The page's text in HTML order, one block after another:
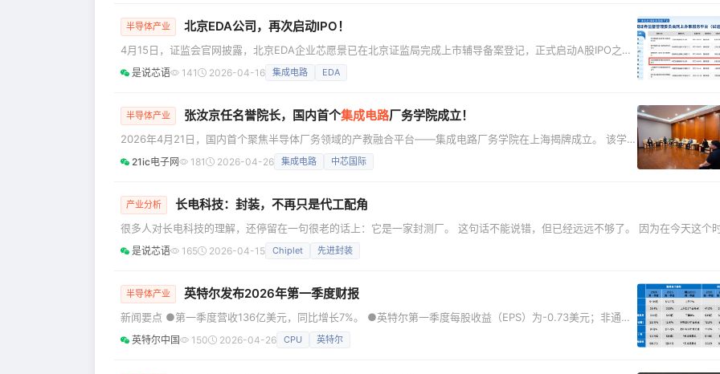
半导体产业 北京EDA公司，再次启动IPO！
4月15日，证监会官网披露，北京EDA企业芯愿景已在北京证监局完成上市辅导备案登记，正式启动A股IPO之
路，本次辅导机构为平安证券。 芯愿景成立于2002年3月27日，注册资本6261万元，法定代表人为丁柯。公司
是说芯语 141 2026-04-16 集成电路 EDA
半导体产业 张汝京任名誉院长，国内首个集成电路厂务学院成立！
2026年4月21日，国内首个聚焦半导体厂务领域的产教融合平台——集成电路厂务学院在上海揭牌成立。 该学
院由中芯国际创始人张汝京博士牵头发起、联合上海海洋大学共建，临港新片区管委会提供政策保障，旨在破解
指
21ic电子网 181 2026-04-26 集成电路 中芯国际
产业分析 长电科技：封装，不再只是代工配角
很多人对长电科技的理解，还停留在一句很老的话上：它是一家封测厂。 这句话不能说错，但已经远远不够了。 因为在今天这个
点，再把长电科技只看成一家“把芯片封起来、测一下”的传统 OSAT 企业，几乎等于用功能机时代的眼光去看智能手机产业链。
科技真正值得重看的地方，不是它还在做封测，而是封测这件事本身，已经变了。 它不再只是半导体制造链条的末端工序，不再
是说芯语 165 2026-04-15 Chiplet 先进封装
半导体产业 英特尔发布2026年第一季度财报
新闻要点 ●第一季度营收136亿美元，同比增长7%。 ●英特尔第一季度每股收益（EPS）为-0.73美元；非通用
会计准则（Non-GAAP）每股收益为0.29美元。 ●预计2026年第二季度营收为138亿至148亿美元；预计第二
英特尔中国 150 2026-04-26 CPU 英特尔